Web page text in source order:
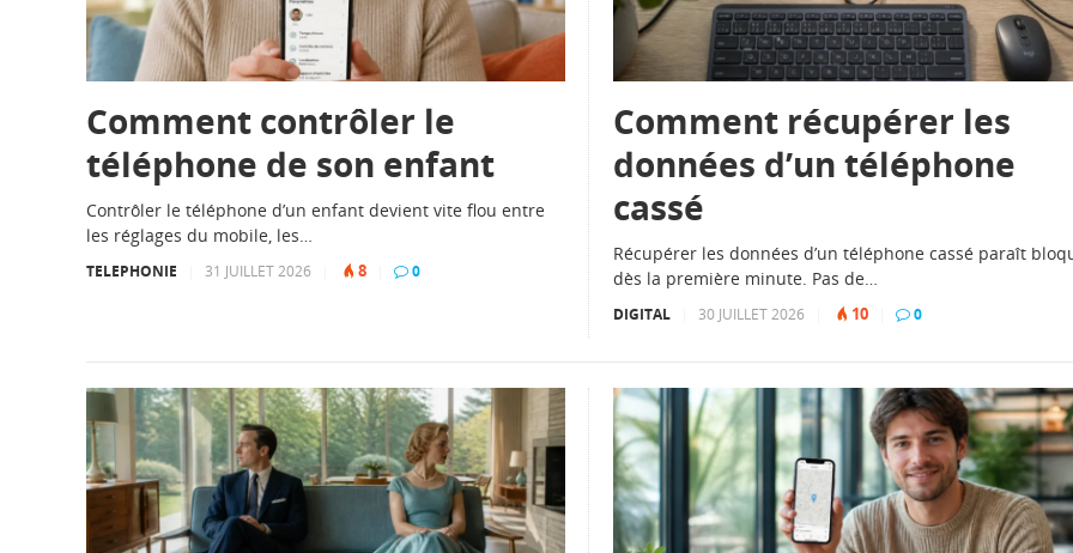
Comment contrôler le
téléphone de son enfant
Contrôler le téléphone d’un enfant devient vite flou entre
les réglages du mobile, les…
TELEPHONIE 31 JUILLET 2026 8 0
Comment récupérer les
données d’un téléphone
cassé
Récupérer les données d’un téléphone cassé paraît
dès la première minute. Pas de…
DIGITAL 30 JUILLET 2026 10 0